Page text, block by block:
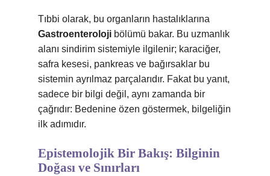
Tıbbi olarak, bu organların hastalıklarına
Gastroenteroloji bölümü bakar. Bu uzmanlık
alanı sindirim sistemiyle ilgilenir; karaciğer,
safra kesesi, pankreas ve bağırsaklar bu
sistemin ayrılmaz parçalarıdır. Fakat bu yanıt,
sadece bir bilgi değil, aynı zamanda bir
çağrıdır: Bedenine özen göstermek, bilgeliğin
ilk adımıdır.
Epistemolojik Bir Bakış: Bilginin
Doğası ve Sınırları